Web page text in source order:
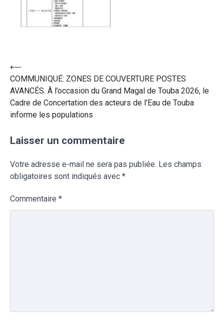
⟵
COMMUNIQUÉ: ZONES DE COUVERTURE POSTES
AVANCÉS. À l’occasion du Grand Magal de Touba 2026, le
Cadre de Concertation des acteurs de l’Eau de Touba
informe les populations
Laisser un commentaire
Votre adresse e-mail ne sera pas publiée. Les champs
obligatoires sont indiqués avec *
Commentaire *